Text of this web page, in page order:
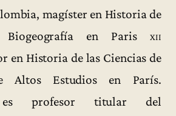
magíster en Historia de
en Parisxii
en Historia de las Ciencias de
Altos Estudios en París.
es profesor titular del